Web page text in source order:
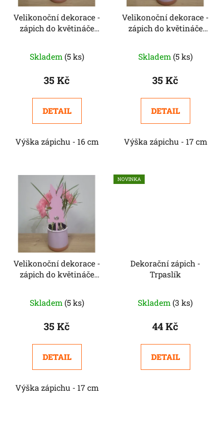
Velikonoční dekorace -
zápich do květináče
Skladem (5 ks)
35 Kč
DETAIL
Výška zápichu - 16 cm
Velikonoční dekorace -
zápich do květináče
Skladem (5 ks)
35 Kč
DETAIL
Výška zápichu - 17 cm
Velikonoční dekorace -
zápich do květináče
Skladem (5 ks)
35 Kč
DETAIL
Výška zápichu - 17 cm
NOVINKA
Dekorační zápich -
Trpaslík
Skladem (3 ks)
44 Kč
DETAIL